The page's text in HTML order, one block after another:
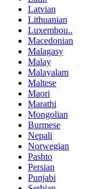
Latvian
Lithuanian
Luxembou..
Macedonian
Malagasy
Malay
Malayalam
Maltese
Maori
Marathi
Mongolian
Burmese
Nepali
Norwegian
Pashto
Persian
Punjabi